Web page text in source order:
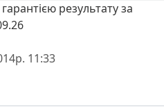
результату за
11:33